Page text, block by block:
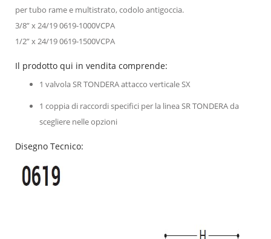
per tubo rame e multistrato, codolo antigoccia.
3/8” x 24/19 0619-1000VCPA
1/2” x 24/19 0619-1500VCPA
Il prodotto qui in vendita comprende:
1 valvola SR TONDERA attacco verticale SX
1 coppia di raccordi specifici per la linea SR TONDERA da
scegliere nelle opzioni
Disegno Tecnico: